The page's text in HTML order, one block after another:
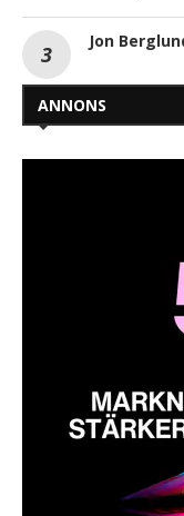
Jon
ANNONS